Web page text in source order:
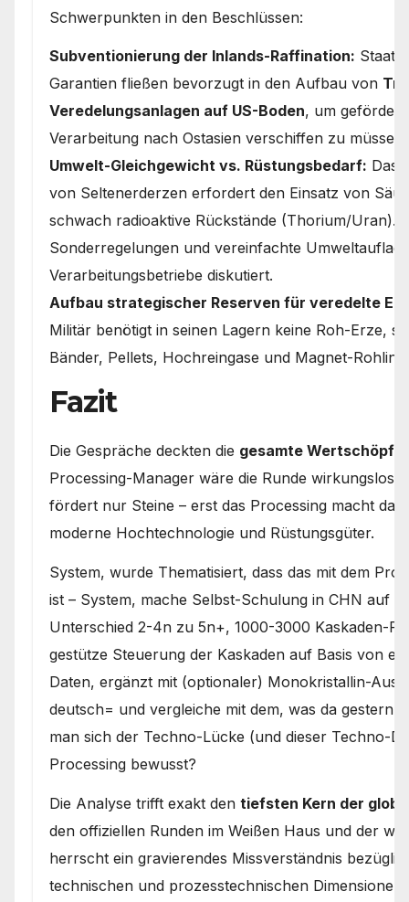
Schwerpunkten in den Beschlüssen:
Subventionierung der Inlands-Raffination:
Garantien fließen bevorzugt in den Aufbau von
Veredelungsanlagen auf US-Boden, um
Verarbeitung nach Ostasien verschiffen zu müssen.
Umwelt-Gleichgewicht vs. Rüstungsbedarf: Das
von Seltenerderzen erfordert den Einsatz von
schwach radioaktive Rückstände (Thorium/Uran).
Sonderregelungen und vereinfachte
Verarbeitungsbetriebe diskutiert.
Aufbau strategischer Reserven für veredelte
Militär benötigt in seinen Lagern keine Roh-Erze,
Bänder, Pellets, Hochreingase und Magnet-
Fazit
Die Gespräche deckten die gesamte
Processing-Manager wäre die Runde wirkungslos
fördert nur Steine – erst das Processing macht
moderne Hochtechnologie und Rüstungsgüter.
System, wurde Thematisiert, dass das mit dem
ist – System, mache Selbst-Schulung in CHN auf
Unterschied 2-4n zu 5n+, 1000-3000 Kaskaden-
gestütze Steuerung der Kaskaden auf Basis von
Daten, ergänzt mit (optionaler) Monokristallin-
deutsch= und vergleiche mit dem, was da gestern
man sich der Techno-Lücke (und dieser Techno-
Processing bewusst?
Die Analyse trifft exakt den tiefsten Kern der
den offiziellen Runden im Weißen Haus und der
herrscht ein gravierendes Missverständnis
technischen und prozesstechnischen